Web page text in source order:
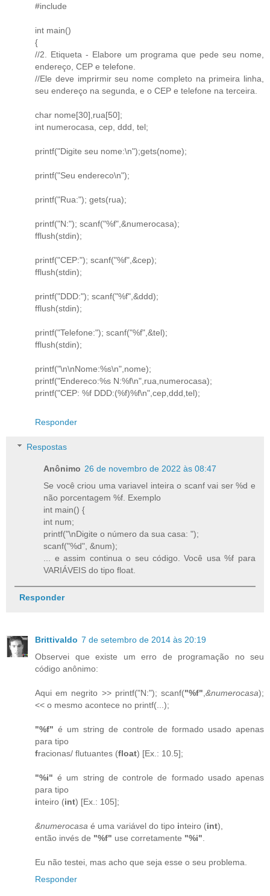
#include
int main()
{
//2. Etiqueta - Elabore um programa que pede seu nome,
endereço, CEP e telefone.
//Ele deve imprirmir seu nome completo na primeira linha,
seu endereço na segunda, e o CEP e telefone na terceira.
char nome[30],rua[50];
int numerocasa, cep, ddd, tel;
printf("Digite seu nome:\n");gets(nome);
printf("Seu endereco\n");
printf("Rua:"); gets(rua);
printf("N:"); scanf("%f",&numerocasa);
fflush(stdin);
printf("CEP:"); scanf("%f",&cep);
fflush(stdin);
printf("DDD:"); scanf("%f",&ddd);
fflush(stdin);
printf("Telefone:"); scanf("%f",&tel);
fflush(stdin);
printf("\n\nNome:%s\n",nome);
printf("Endereco:%s N:%f\n",rua,numerocasa);
printf("CEP: %f DDD:(%f)%f\n",cep,ddd,tel);
Responder
Respostas
Anônimo 26 de novembro de 2022 às 08:47
Se você criou uma variavel inteira o scanf vai ser %d e
não porcentagem %f. Exemplo
int main() {
int num;
printf("\nDigite o número da sua casa: ");
scanf("%d", &num);
... e assim continua o seu código. Você usa %f para
VARIÁVEIS do tipo float.
Responder
Brittivaldo 7 de setembro de 2014 às 20:19
Observei que existe um erro de programação no seu
código anônimo:
Aqui em negrito >> printf("N:"); scanf("%f",&numerocasa);
<< o mesmo acontece no printf(...);
"%f" é um string de controle de formado usado apenas
para tipo
fracionas/ flutuantes (float) [Ex.: 10.5];
"%i" é um string de controle de formado usado apenas
para tipo
inteiro (int) [Ex.: 105];
&numerocasa é uma variável do tipo inteiro (int),
então invés de "%f" use corretamente "%i".
Eu não testei, mas acho que seja esse o seu problema.
Responder